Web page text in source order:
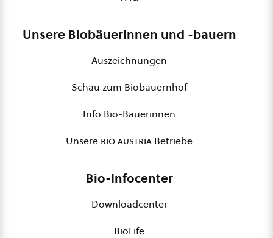
Unsere Biobäuerinnen und -bauern
Auszeichnungen
Schau zum Biobauernhof
Info Bio-Bäuerinnen
Unsere bio austria Betriebe
Bio-Infocenter
Downloadcenter
BioLife